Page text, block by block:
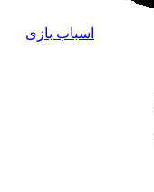
اسباب بازی